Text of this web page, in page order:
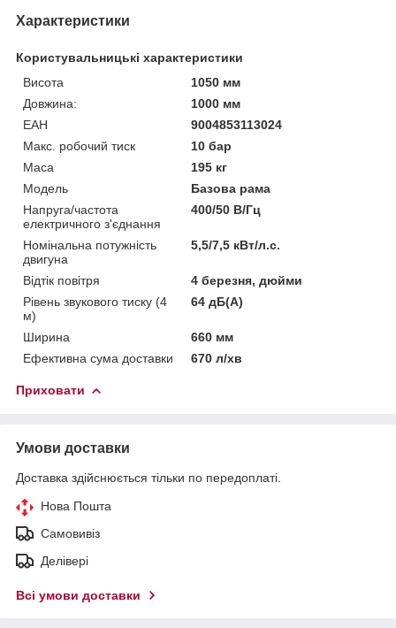
Характеристики
Користувальницькі характеристики
Висота
1050 мм
Довжина:
1000 мм
ЕАН
9004853113024
Макс. робочий тиск
10 бар
Маса
195 кг
Мoдель
Базова рама
Напруга/частота
електричного з'єднання
400/50 В/Гц
Номінальна потужність
двигуна
5,5/7,5 кВт/л.с.
Відтік повітря
4 березня, дюйми
Рівень звукового тиску (4
м)
64 дБ(А)
Ширина
660 мм
Ефективна сума доставки
670 л/хв
Приховати
Умови доставки
Доставка здійснюється тільки по передоплаті.
Нова Пошта
Самовивіз
Делівері
Всі умови доставки